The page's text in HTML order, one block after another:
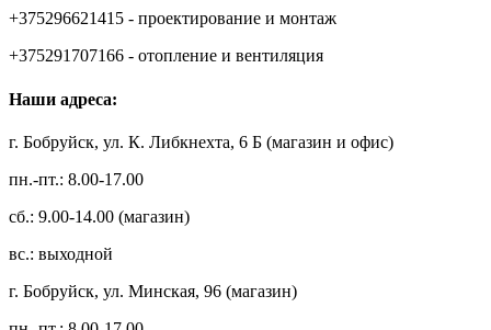
+375296621415 - проектирование и монтаж
+375291707166 - отопление и вентиляция
Наши адреса:
г. Бобруйск, ул. К. Либкнехта, 6 Б (магазин и офис)
пн.-пт.: 8.00-17.00
сб.: 9.00-14.00 (магазин)
вс.: выходной
г. Бобруйск, ул. Минская, 96 (магазин)